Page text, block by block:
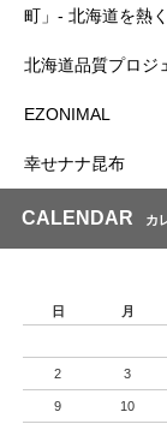
町」- 北海道を熱
北海道品質プロジ
EZONIMAL
幸せナナ昆布
CALENDAR カ
日
月
2 3
9 10